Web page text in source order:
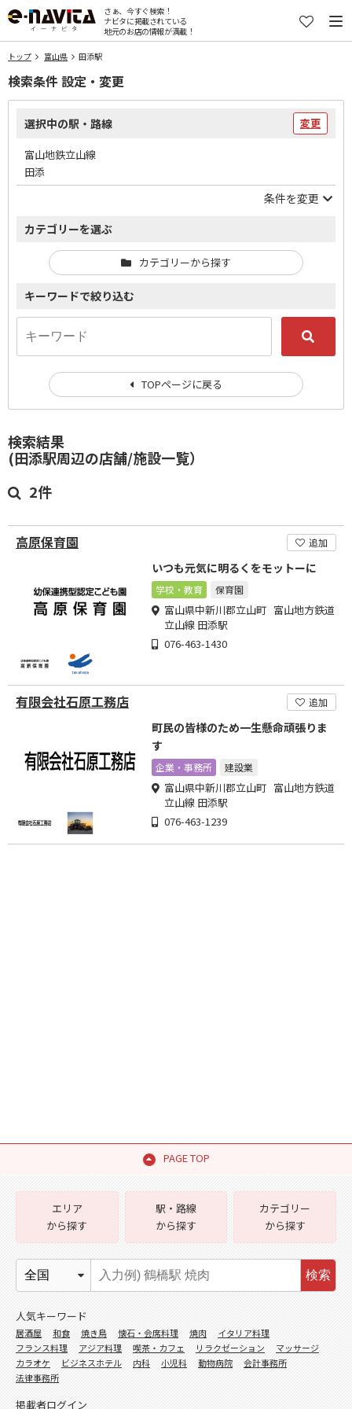
さぁ、今すぐ検索！
ナビタに掲載されている
地元のお店の情報が満載！
トップ 富山県 田添駅
検索結果
(田添駅周辺の店舗/施設一覧）
2件
高原保育園 追加
いつも元気に明るくをモットーに
学校・教育 保育園
富山県中新川郡立山町 富山地方鉄道
立山線 田添駅
076-463-1430
有限会社石原工務店 追加
町民の皆様のため一生懸命頑張りま
す
企業・事務所 建設業
富山県中新川郡立山町 富山地方鉄道
立山線 田添駅
076-463-1239
検索条件 設定・変更
選択中の駅・路線 変更
富山地鉄立山線
田添
条件を変更
カテゴリーを選ぶ
カテゴリーから探す
キーワードで絞り込む
TOPページに戻る
PAGE TOP
エリア
から探す
駅・路線
から探す
カテゴリー
から探す
検索
人気キーワード
居酒屋 和食 焼き鳥 懐石・会席料理 焼肉
イタリア料理
フランス料理
アジア料理 喫茶・カフェ リラクゼーション
マッサージ
カラオケ
ビジネスホテル 内科 小児科 動物病院
会計事務所
法律事務所
掲載者ログイン